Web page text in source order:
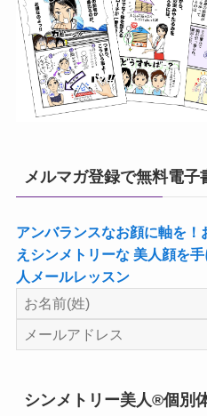
メルマガ登録で無料電子
アンバランスなお顔に軸を
えシンメトリーな 美人顔を
人メールレッスン
シンメトリー美人®個別